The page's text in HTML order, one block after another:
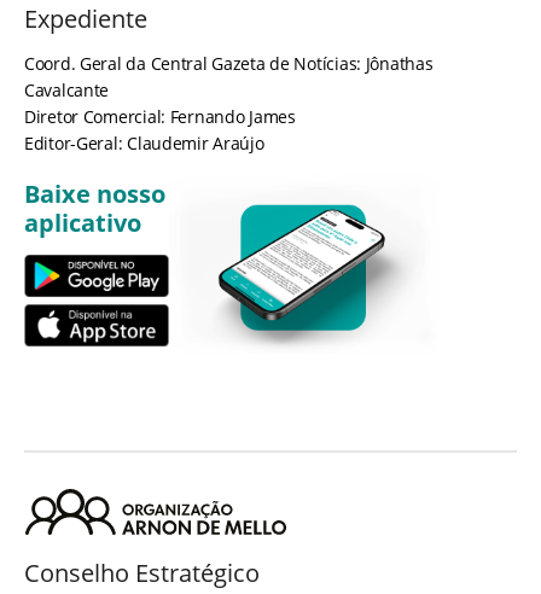
Expediente
Coord. Geral da Central Gazeta de Notícias: Jônathas
Cavalcante
Diretor Comercial: Fernando James
Editor-Geral: Claudemir Araújo
Baixe nosso
aplicativo
Conselho Estratégico